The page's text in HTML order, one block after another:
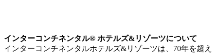
インターコンチネンタル® ホテルズ&リゾーツについて
インターコンチネンタルホテルズ&リゾーツは、70年を超え